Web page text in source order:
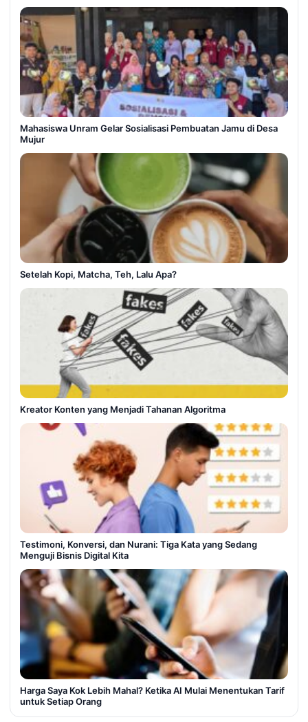
Mahasiswa Unram Gelar Sosialisasi Pembuatan Jamu di Desa
Mujur
Setelah Kopi, Matcha, Teh, Lalu Apa?
Kreator Konten yang Menjadi Tahanan Algoritma
Testimoni, Konversi, dan Nurani: Tiga Kata yang Sedang
Menguji Bisnis Digital Kita
Harga Saya Kok Lebih Mahal? Ketika AI Mulai Menentukan Tarif
untuk Setiap Orang